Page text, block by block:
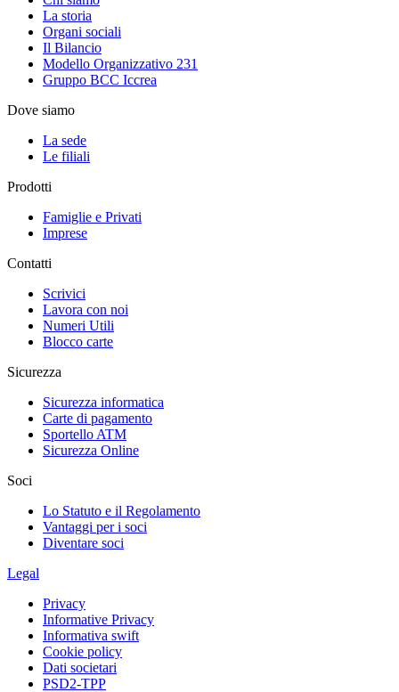
La storia
Organi sociali
Il Bilancio
Modello Organizzativo 231
Gruppo BCC Iccrea
Dove siamo
La sede
Le filiali
Prodotti
Famiglie e Privati
Imprese
Contatti
Scrivici
Lavora con noi
Numeri Utili
Blocco carte
Sicurezza
Sicurezza informatica
Carte di pagamento
Sportello ATM
Sicurezza Online
Soci
Lo Statuto e il Regolamento
Vantaggi per i soci
Diventare soci
Legal
Privacy
Informative Privacy
Informativa swift
Cookie policy
Dati societari
PSD2-TPP